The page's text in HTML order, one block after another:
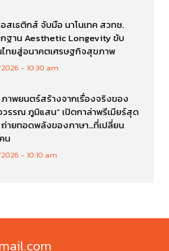
อสเธติกส์ จับมือ นาโนเทค สวทช.
กฐาน Aesthetic Longevity ขับ
ไทยสู่อนาคตเศรษฐกิจสุขภาพ
10:30 am
ภาพยนตร์สร้างจากเรื่องจริงของ
วรรณ ภูมิแสน” เปิดกาล่าพรีเมียร์สุด
ายทอดพลังของภาษา…ที่เปลี่ยน
น
10:10 am